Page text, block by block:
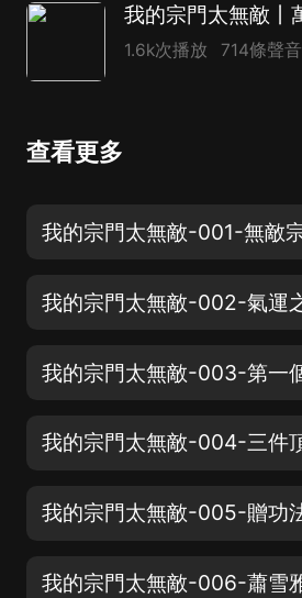
1.6k次播放 714條聲音
查看更多